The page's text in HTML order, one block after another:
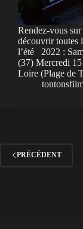
Rendez-vous
découvrir toutes
l’été 2022 :
(37) Mercredi
Loire (Plage de
PRÉCÉDENT